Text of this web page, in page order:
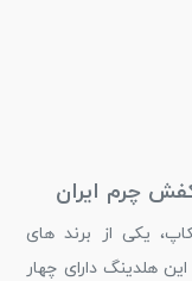
چرم ایران
یکی از برند های
هلدینگ دارای چهار